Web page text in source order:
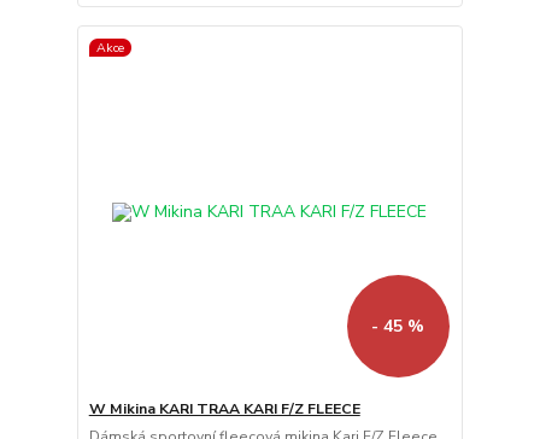
Akce
- 45 %
W Mikina KARI TRAA KARI F/Z FLEECE